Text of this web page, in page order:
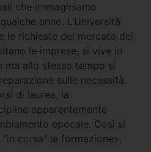
che immaginiamo
anno. L’Università
le richieste del mercato del
le imprese, si vive in
allo stesso tempo si
sulle necessità.
di laurea, la
apparentemente
epocale. Così si
corsa” la formazione».